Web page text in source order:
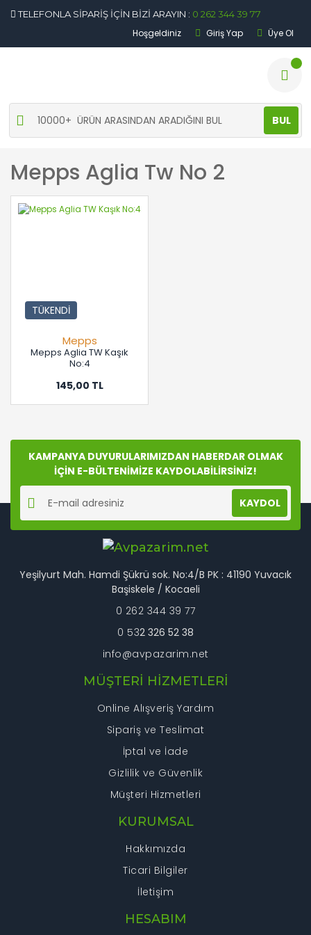
TELEFONLA SİPARİŞ İÇİN BİZİ ARAYIN : 0 262 344 39 77
Hoşgeldiniz Giriş Yap Üye Ol
BUL
Mepps Aglia Tw No 2
TÜKENDİ
Mepps
Mepps Aglia TW Kaşık
No:4
145,00 TL
KAMPANYA DUYURULARIMIZDAN HABERDAR OLMAK
İÇİN E-BÜLTENİMİZE KAYDOLABİLİRSİNİZ!
KAYDOL
Yeşilyurt Mah. Hamdi Şükrü sok. No:4/B PK : 41190 Yuvacık
Başiskele / Kocaeli
0 262 344 39 77
0 532 326 52 38
info@avpazarim.net
MÜŞTERİ HİZMETLERİ
Online Alışveriş Yardım
Sipariş ve Teslimat
İptal ve İade
Gizlilik ve Güvenlik
Müşteri Hizmetleri
KURUMSAL
Hakkımızda
Ticari Bilgiler
İletişim
HESABIM